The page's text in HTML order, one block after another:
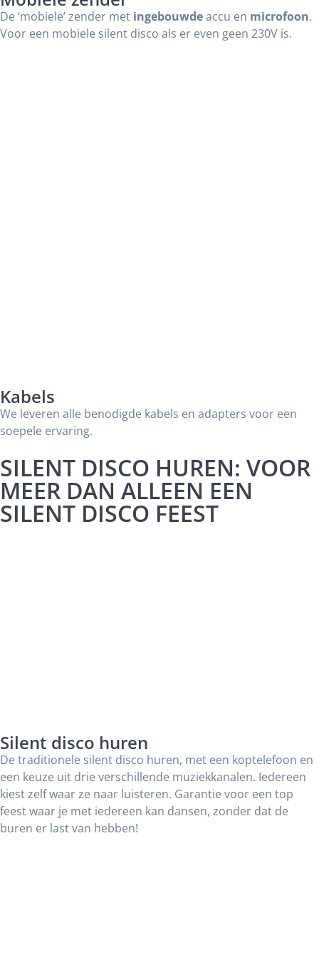
De ‘mobiele’ zender met ingebouwdeaccu en microfoon.
Voor een mobiele silent disco als er even geen 230V is.
Kabels
We leveren alle benodigde kabels en adapters voor een
soepele ervaring.
SILENT DISCO HUREN: VOOR
MEER DAN ALLEEN EEN
SILENT DISCO FEEST
Silent disco huren
De traditionele silent disco huren, met een koptelefoon en
een keuze uit drie verschillende muziekkanalen. Iedereen
kiest zelf waar ze naar luisteren. Garantie voor een top
feest waar je met iedereen kan dansen, zonder dat de
buren er last van hebben!